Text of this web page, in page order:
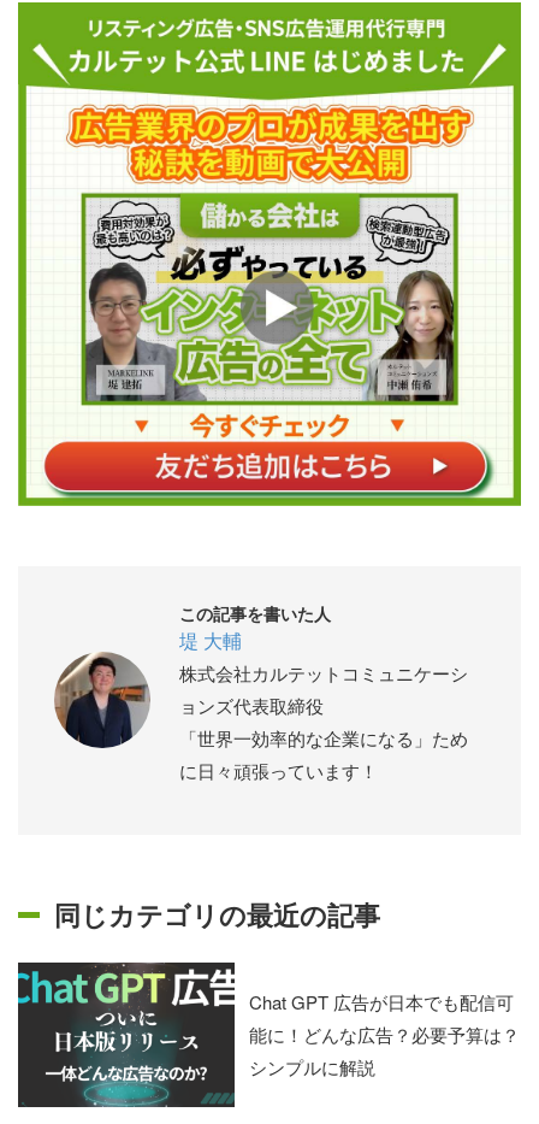
この記事を書いた人
堤 大輔
株式会社カルテットコミュニケーシ
ョンズ代表取締役
「世界一効率的な企業になる」ため
に日々頑張っています！
同じカテゴリの最近の記事
Chat GPT 広告が日本でも配信可
能に！どんな広告？必要予算は？
シンプルに解説